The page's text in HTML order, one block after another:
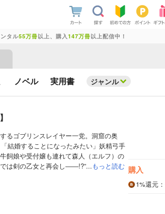
タル55万冊以上、購入 147万冊以上配信中！
ノベル 実用書 ジャンル
るゴブリンスレイヤー一党。洞窟の奥
結婚することになったみたい」妖精弓手
飼娘や受付嬢も連れて森人（エルフ）の
は剣の乙女と再会し――!?”...もっと読む 購入
1%還元